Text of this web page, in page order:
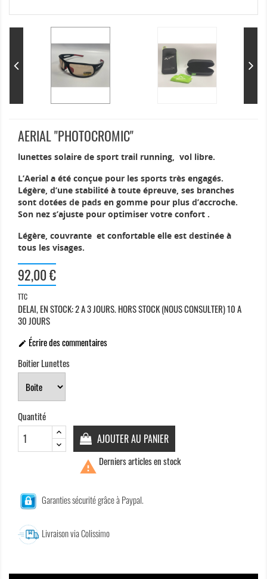
AERIAL "PHOTOCROMIC"
lunettes solaire de sport trail running, vol libre.
L’Aerial a été conçue pour les sports très engagés.
Légère, d’une stabilité à toute épreuve, ses branches
sont dotées de pads en gomme pour plus d’accroche.
Son nez s’ajuste pour optimiser votre confort .
Légère, couvrante et confortable elle est destinée à
tous les visages.
92,00 €
TTC
DELAI, EN STOCK: 2 A 3 JOURS. HORS STOCK (NOUS CONSULTER) 10 A
30 JOURS
 Écrire des commentaires
Boitier Lunettes
Quantité
AJOUTER AU PANIER
 Derniers articles en stock
Garanties sécurité grâce à Paypal.
Livraison via Colissimo